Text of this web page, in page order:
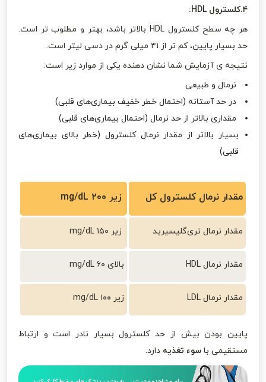
۴.کلسترول
HDL
:
هر چه سطح کلسترول HDL بالاتر باشد، بهتر و مطلوب تر است.
حد بسیار پایین، کم تر از ۴۱ میلی گرم در دسی لیتر است.
نتیجه ی آزمایش شما نشان دهنده یکی از موارد زیر است:
نرمال و طبیعی
در حد آستانه (احتمال خطر خفیف بیماری‌های قلبی)
مقداری بالاتر از حد نرمال (احتمال بیماری‌های قلبی)
بسیار بالاتر از مقدار نرمال کلسترول (خطر بالای بیماری‌های
قلبی)
مقدار نرمال کلسترول کل زیر ۲۰۰
مقدار نرمال تری‌گلیسیرید زیر ۱۵۰
مقدار نرمال HDL بالای ۶۰
مقدار نرمال LDL زیر ۱۰۰
پایین بودن بیش از حد کلسترول بسیار نادر است و ارتباط
مستقیمی با سوء تغذیه دارد.